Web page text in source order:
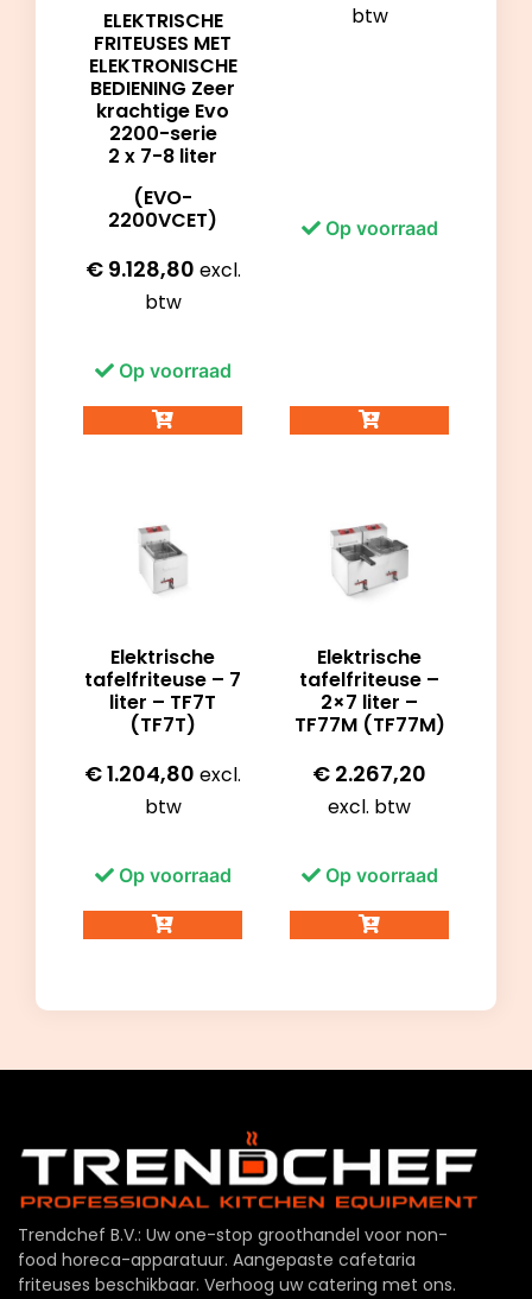
ELEKTRISCHE
FRITEUSES MET
ELEKTRONISCHE
BEDIENING Zeer
krachtige Evo
2200-serie
2 x 7-8 liter
(EVO-
2200VCET)
€9.128,80 excl.
btw
Op voorraad
btw
Op voorraad
Elektrische
tafelfriteuse – 7
liter – TF7T
(TF7T)
€1.204,80 excl.
btw
Op voorraad
Elektrische
tafelfriteuse –
2×7 liter –
TF77M (TF77M)
€ 2.267,20
excl. btw
Op voorraad
Trendchef B.V.: Uw one-stop groothandel voor non-
food horeca-apparatuur. Aangepaste cafetaria
friteuses beschikbaar. Verhoog uw catering met ons.